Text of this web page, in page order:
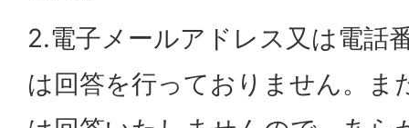
2.電子メールアドレス又は電話
は回答を行っておりません。ま